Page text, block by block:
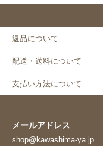
返品について
配送・送料について
支払い方法について
メールアドレス
shop@kawashima-ya.jp